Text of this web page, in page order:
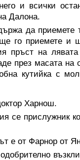
и всички
Далона.
да
го приемете
пръст на
през масата
кутийка с
Харнош.
се прислужник
е от Фарнор от